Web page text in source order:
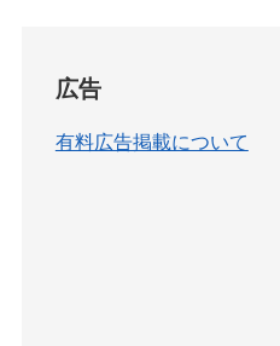
広告
有料広告掲載について